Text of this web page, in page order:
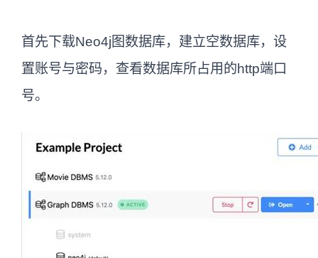
首先下载Neo4j图数据库，建立空数据库，设
置账号与密码，查看数据库所占用的http端口
号。